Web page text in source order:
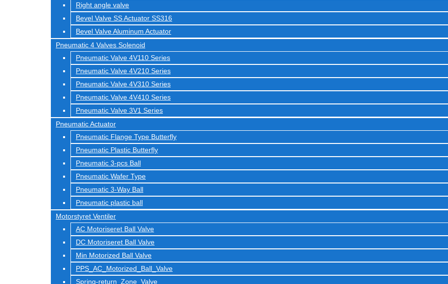
Right angle valve
Bevel Valve SS Actuator SS316
Bevel Valve Aluminum Actuator
Pneumatic 4 Valves Solenoid
Pneumatic Valve 4V110 Series
Pneumatic Valve 4V210 Series
Pneumatic Valve 4V310 Series
Pneumatic Valve 4V410 Series
Pneumatic Valve 3V1 Series
Pneumatic Actuator
Pneumatic Flange Type Butterfly
Pneumatic Plastic Butterfly
Pneumatic 3-pcs Ball
Pneumatic Wafer Type
Pneumatic 3-Way Ball
Pneumatic plastic ball
Motorstyret Ventiler
AC Motoriseret Ball Valve
DC Motoriseret Ball Valve
Min Motorized Ball Valve
PPS_AC_Motorized_Ball_Valve
Spring-return_Zone_Valve